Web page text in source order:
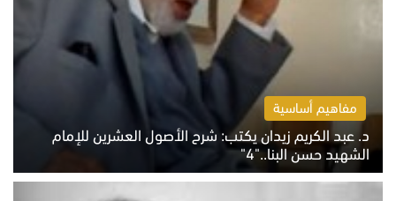
مفاهيم أساسية
د. عبد الكريم زيدان يكتب: شرح الأصول العشرين للإمام
الشهيد حسن البنا.."4"
الخميس 6 أغسطس 2026 10:27 ص